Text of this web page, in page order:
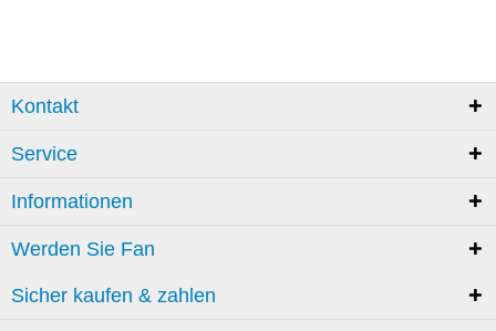
Kontakt
Service
Informationen
Werden Sie Fan
Sicher kaufen & zahlen